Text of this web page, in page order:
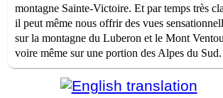
montagne Sainte-Victoire. Et par temps très
il peut même nous offrir des vues
sur la montagne du Luberon et le Mont
voire même sur une portion des Alpes du Sud.